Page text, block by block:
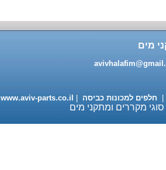
מים
חלפים למכונות כביסה www.aviv-parts.co.il
מקררים ומתקני מים